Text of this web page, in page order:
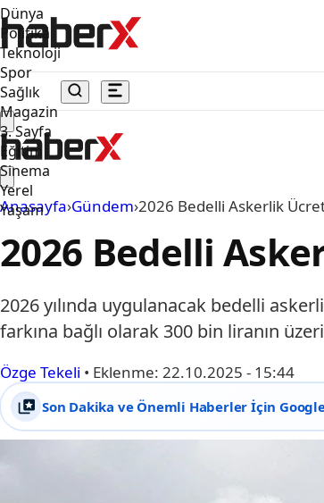
Dünya
Politika
Teknoloji
Spor
Sağlık
Magazin
3. Sayfa
Eğitim
Sinema
Yerel
Yaşam
Anasayfa›Gündem›2026 Bedelli Askerlik
2026 Bedelli
2026 yılında uygulanacak bedelli
farkına bağlı olarak 300 bin liranın
Özge Tekeli • Eklenme: 22.10.2025 - 15:44
Son Dakika ve Önemli Haberler İçin